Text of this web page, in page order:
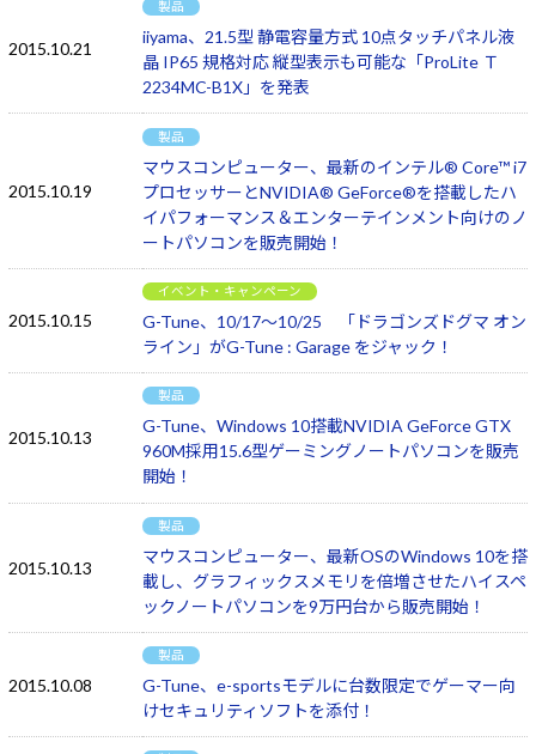
2015.10.21
製品
iiyama、21.5型 静電容量方式 10点タッチパネル液
晶 IP65 規格対応 縦型表示も可能な「ProLite Ｔ
2234MC-B1X」を発表
2015.10.19
製品
マウスコンピューター、最新のインテル® Core™ i7
プロセッサーとNVIDIA® GeForce®を搭載したハ
イパフォーマンス＆エンターテインメント向けのノ
ートパソコンを販売開始！
2015.10.15
イベント・キャンペーン
G-Tune、10/17～10/25 「ドラゴンズドグマ オン
ライン」がG-Tune : Garage をジャック！
2015.10.13
製品
G-Tune、Windows 10搭載NVIDIA GeForce GTX
960M採用15.6型ゲーミングノートパソコンを販売
開始！
2015.10.13
製品
マウスコンピューター、最新OSのWindows 10を搭
載し、グラフィックスメモリを倍増させたハイスペ
ックノートパソコンを9万円台から販売開始！
2015.10.08
製品
G-Tune、e-sportsモデルに台数限定でゲーマー向
けセキュリティソフトを添付！